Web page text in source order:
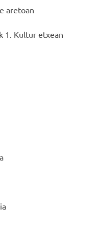
aretoan
1. Kultur etxean